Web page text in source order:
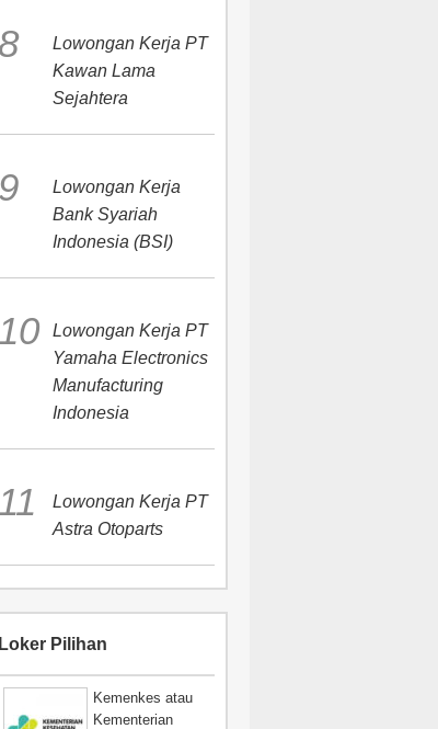
Lowongan Kerja PT
Kawan Lama
Sejahtera
Lowongan Kerja
Bank Syariah
Indonesia (BSI)
Lowongan Kerja PT
Yamaha Electronics
Manufacturing
Indonesia
Lowongan Kerja PT
Astra Otoparts
Loker Pilihan
Kemenkes atau
Kementerian